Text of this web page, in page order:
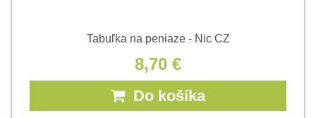
Tabuľka na peniaze - Nic CZ
8,70 €
Do košíka